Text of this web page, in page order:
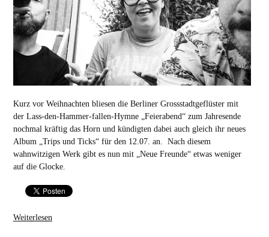
Kurz vor Weihnachten bliesen die Berliner Grossstadtgeflüster mit
der Lass-den-Hammer-fallen-Hymne „Feierabend“ zum Jahresende
nochmal kräftig das Horn und kündigten dabei auch gleich ihr neues
Album „Trips und Ticks“ für den 12.07. an. Nach diesem
wahnwitzigen Werk gibt es nun mit „Neue Freunde“ etwas weniger
auf die Glocke.
Weiterlesen